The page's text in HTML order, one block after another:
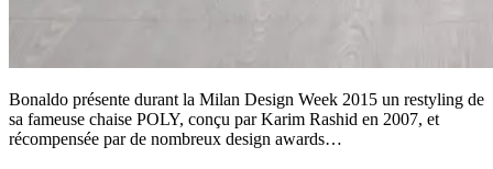
Bonaldo présente durant la Milan Design Week 2015 un restyling de
sa fameuse chaise POLY, conçu par Karim Rashid en 2007, et
récompensée par de nombreux design awards…